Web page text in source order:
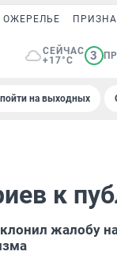
ОЖЕРЕЛЬЕ
СЕЙЧАС
+17°C
3
на выходных
к
жалобу